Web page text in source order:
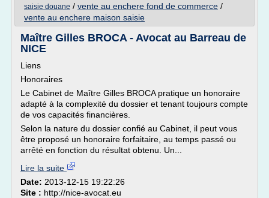
saisie douane / vente au enchere fond de commerce /
vente au enchere maison saisie
Maître Gilles BROCA - Avocat au Barreau de
NICE
Liens
Honoraires
Le Cabinet de Maître Gilles BROCA pratique un honoraire
adapté à la complexité du dossier et tenant toujours compte
de vos capacités financières.
Selon la nature du dossier confié au Cabinet, il peut vous
être proposé un honoraire forfaitaire, au temps passé ou
arrêté en fonction du résultat obtenu. Un...
Lire la suite
Date: 2013-12-15 19:22:26
Site : http://nice-avocat.eu